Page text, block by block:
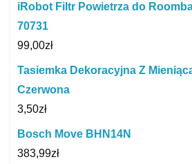
iRobot Filtr Powietrza do
70731
99,00zł
Tasiemka Dekoracyjna Z
Czerwona
3,50zł
Bosch Move BHN14N
383,99zł